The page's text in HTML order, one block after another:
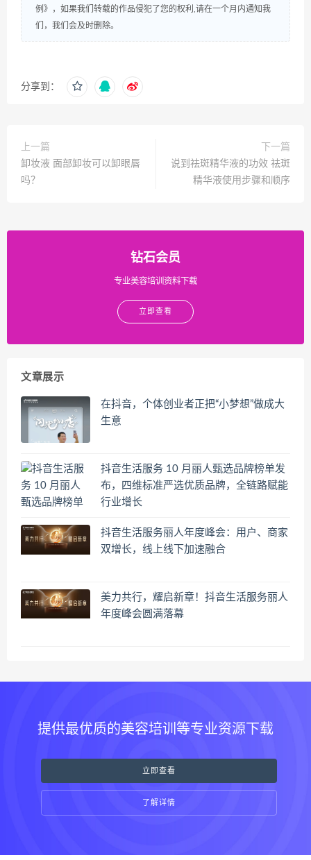
例》，如果我们转载的作品侵犯了您的权利,请在一个月内通知我
们，我们会及时删除。
分享到：
上一篇
卸妆液 面部卸妆可以卸眼唇
吗？
下一篇
说到祛斑精华液的功效 祛斑
精华液使用步骤和顺序
钻石会员
专业美容培训资料下载
立即查看
文章展示
在抖音，个体创业者正把“小梦想”做成大
生意
抖音生活服务 10 月丽人甄选品牌榜单发
布，四维标准严选优质品牌，全链路赋能
行业增长
抖音生活服务丽人年度峰会：用户、商家
双增长，线上线下加速融合
美力共行，耀启新章！抖音生活服务丽人
年度峰会圆满落幕
提供最优质的美容培训等专业资源下载
立即查看
了解详情